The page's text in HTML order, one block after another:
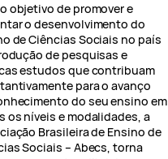
objetivo de promover e
o desenvolvimento do
de Ciências Sociais no país
de pesquisas e
estudos que contribuam
para o avanço
do seu ensino em
os níveis e modalidades, a
Brasileira de Ensino de
Sociais – Abecs, torna